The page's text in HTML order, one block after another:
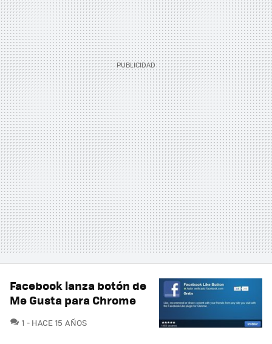
Facebook lanza botón de
Me Gusta para Chrome
1 COMENTARIOS
HACE 15 AÑOS